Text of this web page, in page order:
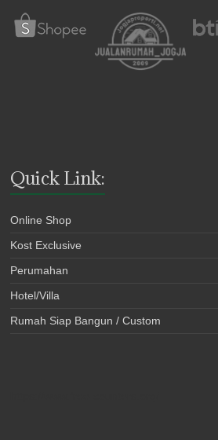
Quick Link:
Online Shop
Kost Exclusive
Perumahan
Hotel/Villa
Rumah Siap Bangun / Custom